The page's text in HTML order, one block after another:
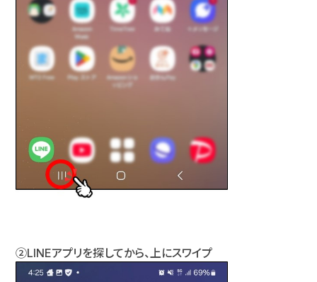
②LINEアプリを探してから、上にスワイプ